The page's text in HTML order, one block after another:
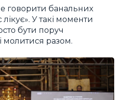
говорити банальних
У такі моменти
бути поруч
молитися разом.